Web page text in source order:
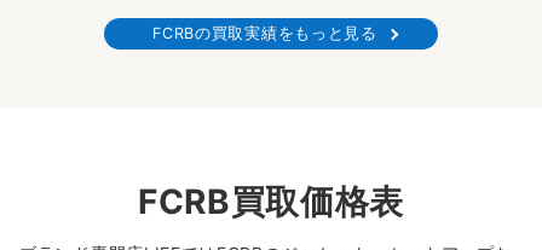
FCRBの買取実績をもっと見る
FCRB買取価格表